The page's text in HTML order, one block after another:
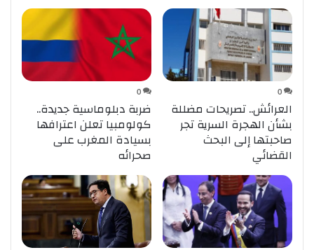
0
العرائش.. تصريحات مضللة
بشأن الهجرة السرية تجر
صاحبتها إلى البحث
القضائي
0
ضربة دبلوماسية جديدة..
كولومبيا تعلن اعترافها
بسيادة المغرب على
صحرائه